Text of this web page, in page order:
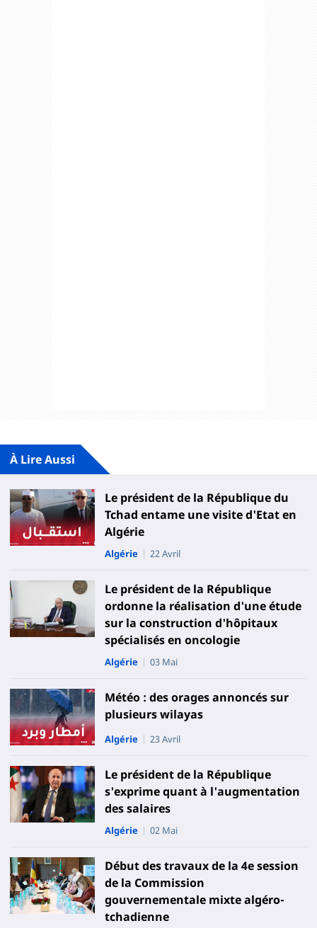
À Lire Aussi
Le président de la République du
Tchad entame une visite d'Etat en
Algérie
Algérie 22 Avril
Le président de la République
ordonne la réalisation d'une étude
sur la construction d'hôpitaux
spécialisés en oncologie
Algérie 03 Mai
Météo : des orages annoncés sur
plusieurs wilayas
Algérie 23 Avril
Le président de la République
s'exprime quant à l'augmentation
des salaires
Algérie 02 Mai
Début des travaux de la 4e session
de la Commission
gouvernementale mixte algéro-
tchadienne